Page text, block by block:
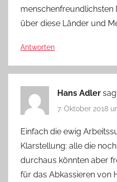
menschenfreundlichsten
über diese Länder und
Antworten
Hans Adler
7. Oktober 2018
Einfach die ewig
Klarstellung: alle die
durchaus könnten aber
für das Abkassieren von